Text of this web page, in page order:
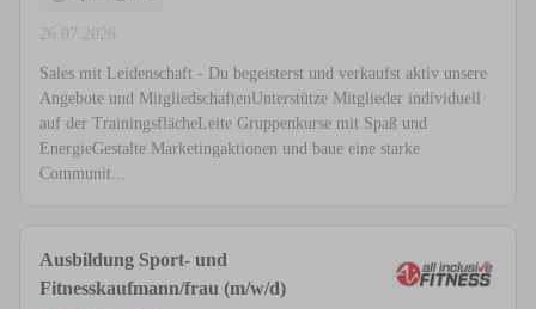
26.07.2026
Sales mit Leidenschaft - Du begeisterst und verkaufst aktiv unsere
Angebote und MitgliedschaftenUnterstütze Mitglieder individuell
auf der TrainingsflächeLeite Gruppenkurse mit Spaß und
EnergieGestalte Marketingaktionen und baue eine starke
Communit...
Ausbildung Sport- und
Fitnesskaufmann/frau (m/w/d)